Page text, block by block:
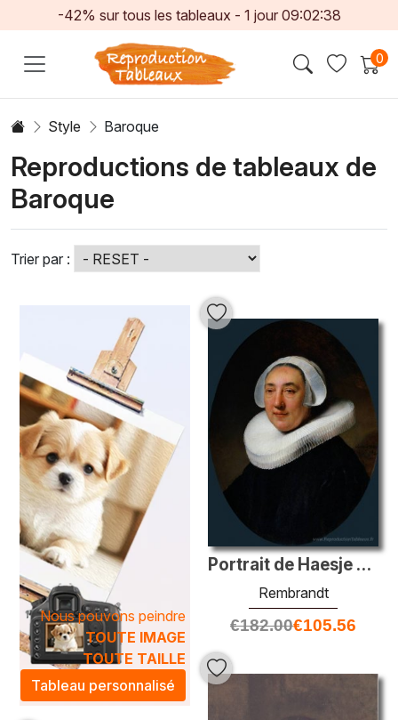
-42% sur tous les tableaux - 1 jour 09:02:36
0
Style Baroque
Reproductions de tableaux de
Baroque
Trier par :
Nous pouvons peindre
TOUTE IMAGE
TOUTE TAILLE
Tableau personnalisé
Portrait de Haesje van Cleyburgh
Rembrandt
€182.00€105.56